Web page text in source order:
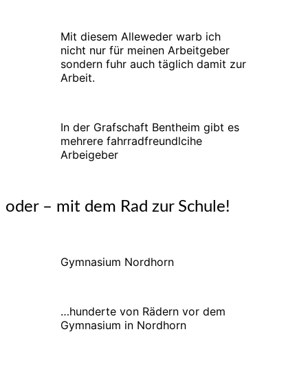
Mit diesem Alleweder warb ich
nicht nur für meinen Arbeitgeber
sondern fuhr auch täglich damit zur
Arbeit.
In der Grafschaft Bentheim gibt es
mehrere fahrradfreundlcihe
Arbeigeber
oder – mit dem Rad zur Schule!
Gymnasium Nordhorn
…hunderte von Rädern vor dem
Gymnasium in Nordhorn